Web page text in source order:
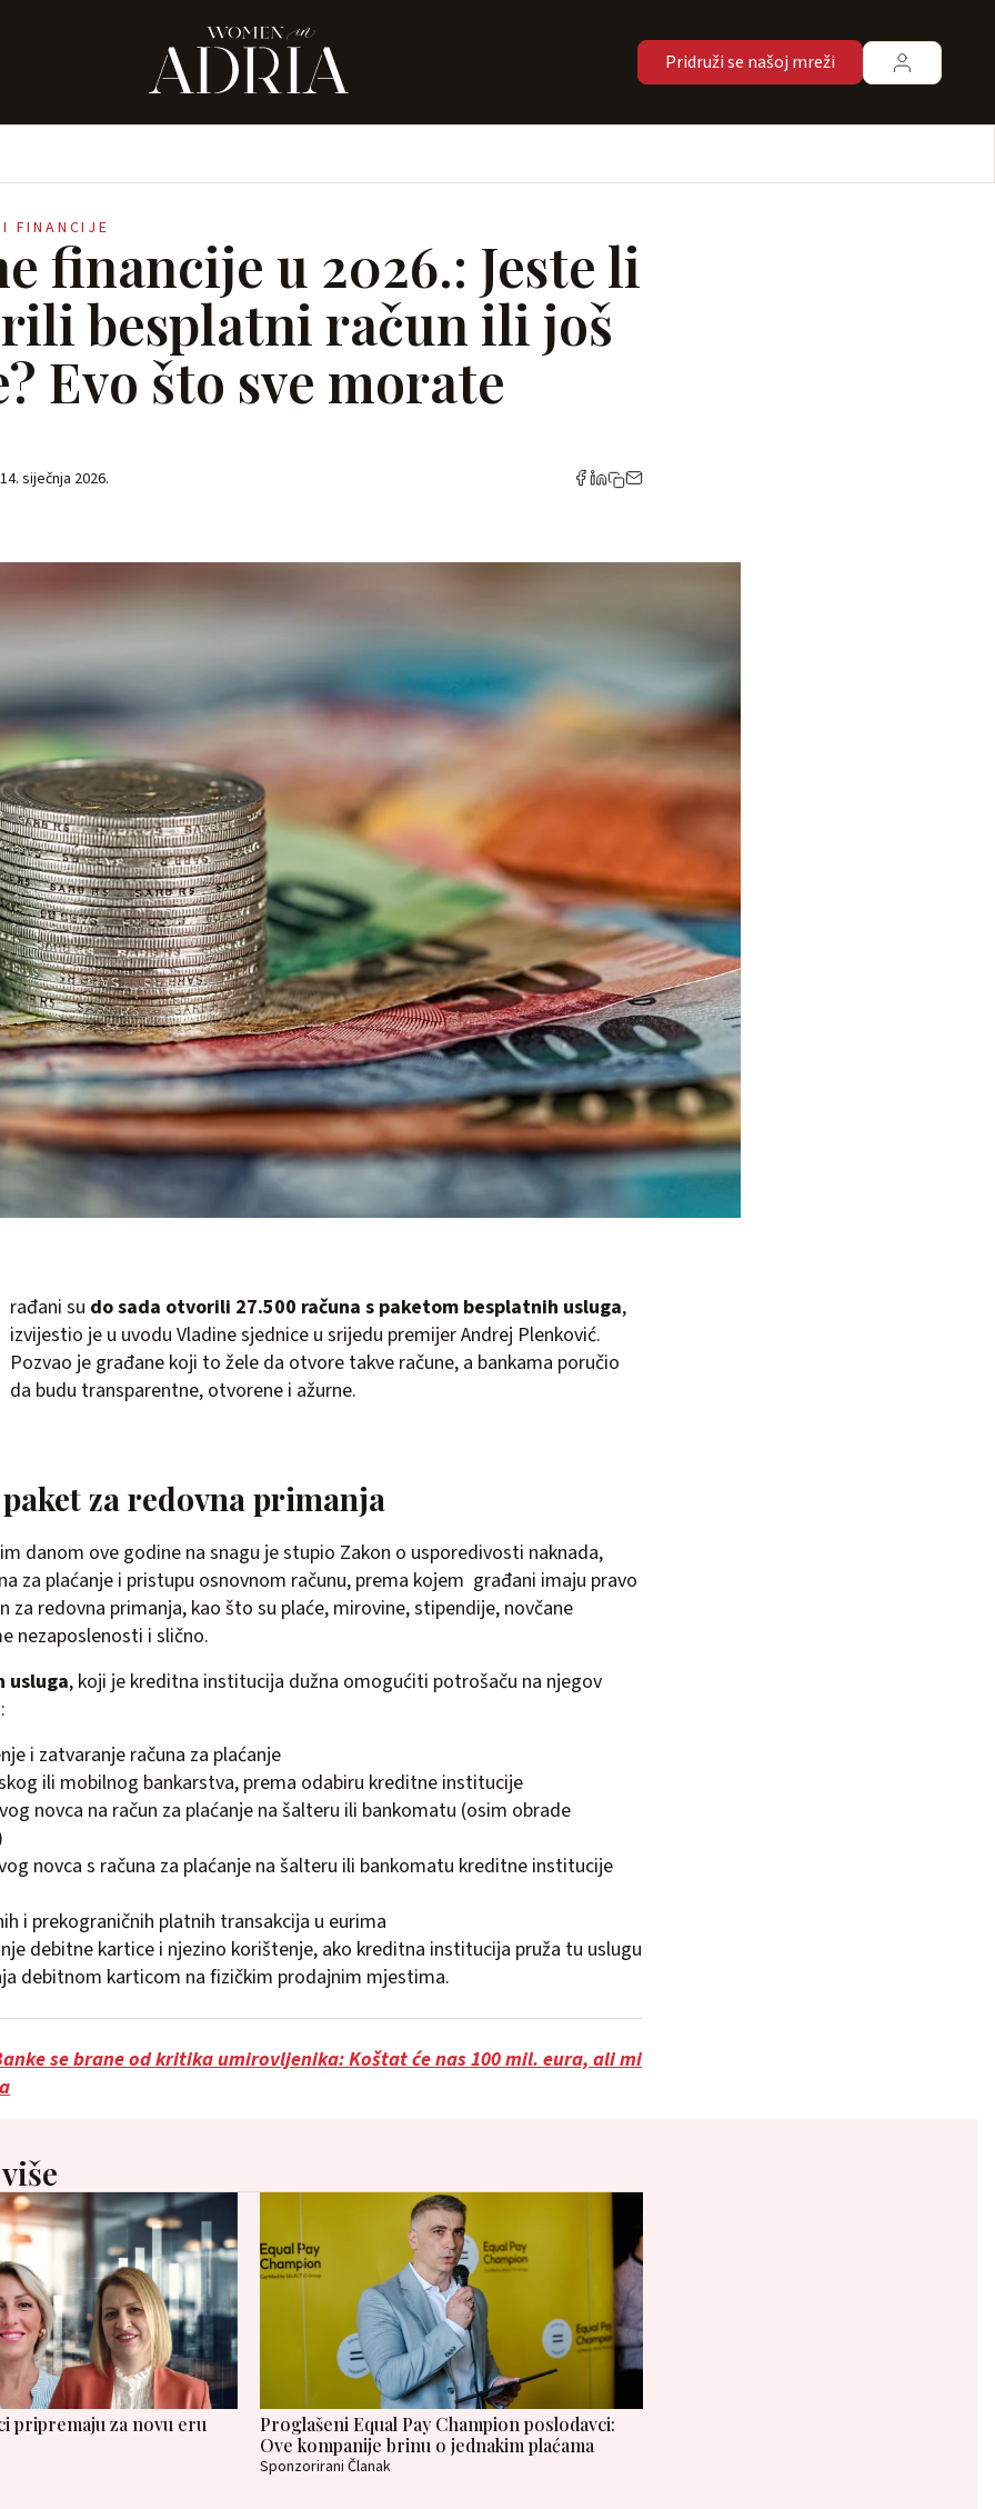
Pridruži se našoj mreži
FINANCIJE
financije u 2026.: Jeste li
besplatni račun ili još
Evo što sve morate
14. siječnja 2026.
rađani su do sada otvorili 27.500 računa s paketom besplatnih usluga,
izvijestio je u uvodu Vladine sjednice u srijedu premijer Andrej Plenković.
Pozvao je građane koji to žele da otvore takve račune, a bankama poručio
da budu transparentne, otvorene i ažurne.
za redovna primanja
danom ove godine na snagu je stupio Zakon o usporedivosti naknada,
za plaćanje i pristupu osnovnom računu, prema kojem građani imaju pravo
za redovna primanja, kao što su plaće, mirovine, stipendije, novčane
nezaposlenosti i slično.
usluga, koji je kreditna institucija dužna omogućiti potrošaču na njegov
i zatvaranje računa za plaćanje
ili mobilnog bankarstva, prema odabiru kreditne institucije
novca na račun za plaćanje na šalteru ili bankomatu (osim obrade
novca s računa za plaćanje na šalteru ili bankomatu kreditne institucije
i prekograničnih platnih transakcija u eurima
debitne kartice i njezino korištenje, ako kreditna institucija pruža tu uslugu
debitnom karticom na fizičkim prodajnim mjestima.
se brane od kritika umirovljenika: Koštat će nas 100 mil. eura, ali mi
pripremaju za novu eru
Proglašeni Equal Pay Champion poslodavci:
Ove kompanije brinu o jednakim plaćama
Sponzorirani Članak